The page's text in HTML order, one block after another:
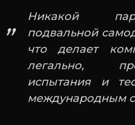
Никакой
подвальной
что делает
легально,
испытания и
международным